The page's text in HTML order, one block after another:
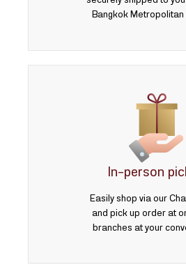
Bangkok Metropolitan
In-person
Easily shop via our
and pick up order at
branches at your